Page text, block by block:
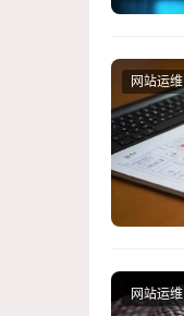
网站运维
网站运维